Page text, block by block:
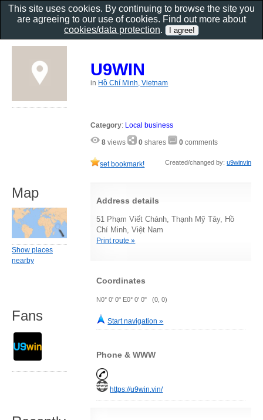
U9WIN
in Hồ Chí Minh, Vietnam
Category: Local business
8 views 0 shares 0 comments
set bookmark! Created/changed by: u9winvin
Address details
51 Phạm Viết Chánh, Thạnh Mỹ Tây, Hồ
Chí Minh, Việt Nam
Print route »
Coordinates
N0° 0' 0" E0° 0' 0" (0, 0)
Start navigation »
Phone & WWW
https://u9win.vin/
Map
Show places
nearby
Fans
This site uses cookies. By continuing to browse the site you
are agreeing to our use of cookies. Find out more about
cookies/data protection.